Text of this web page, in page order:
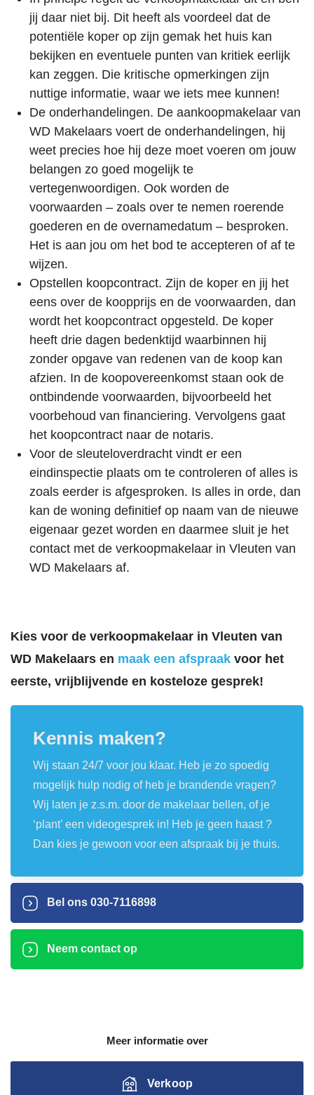
jij daar niet bij. Dit heeft als voordeel dat de
potentiële koper op zijn gemak het huis kan
bekijken en eventuele punten van kritiek eerlijk
kan zeggen. Die kritische opmerkingen zijn
nuttige informatie, waar we iets mee kunnen!
De onderhandelingen. De aankoopmakelaar van
WD Makelaars voert de onderhandelingen, hij
weet precies hoe hij deze moet voeren om jouw
belangen zo goed mogelijk te
vertegenwoordigen. Ook worden de
voorwaarden – zoals over te nemen roerende
goederen en de overnamedatum – besproken.
Het is aan jou om het bod te accepteren of af te
wijzen.
Opstellen koopcontract. Zijn de koper en jij het
eens over de koopprijs en de voorwaarden, dan
wordt het koopcontract opgesteld. De koper
heeft drie dagen bedenktijd waarbinnen hij
zonder opgave van redenen van de koop kan
afzien. In de koopovereenkomst staan ook de
ontbindende voorwaarden, bijvoorbeeld het
voorbehoud van financiering. Vervolgens gaat
het koopcontract naar de notaris.
Voor de sleuteloverdracht vindt er een
eindinspectie plaats om te controleren of alles is
zoals eerder is afgesproken. Is alles in orde, dan
kan de woning definitief op naam van de nieuwe
eigenaar gezet worden en daarmee sluit je het
contact met de verkoopmakelaar in Vleuten van
WD Makelaars af.
Kies voor de verkoopmakelaar in Vleuten van
WD Makelaars en maak een afspraak voor het
eerste, vrijblijvende en kosteloze gesprek!
Kennis maken?
Wij staan 24/7 voor jou klaar. Heb je zo spoedig
mogelijk hulp nodig of heb je brandende vragen?
Wij laten je z.s.m. door de makelaar bellen, of je
‘plant’ een videogesprek in! Heb je geen haast ?
Dan kies je gewoon voor een afspraak bij je thuis.
Bel ons 030-7116898
Neem contact op
Meer informatie over
Verkoop